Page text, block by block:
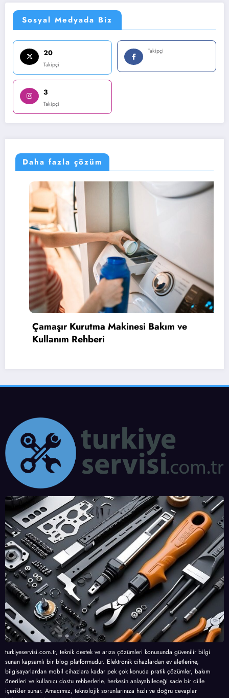
Sosyal Medyada Biz
20
Takipçi
Takipçi
3
Takipçi
Daha fazla çözüm
Bakım ve
Bulaşık Makinesi